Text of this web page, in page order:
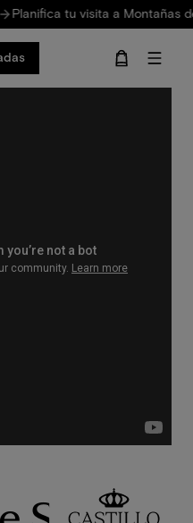
tu visita a Montañas del